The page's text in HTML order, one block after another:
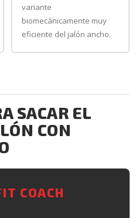
variante
biomecánicamente muy
eficiente del jalón ancho.
SACAR EL
CON
COACH